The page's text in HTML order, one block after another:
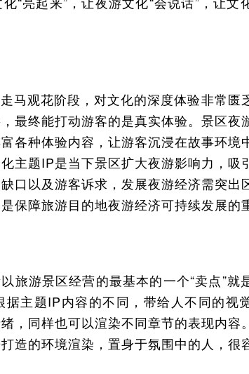
马观花阶段，对文化的深度体验非常匮
最终能打动游客的是真实体验。景区夜
各种体验内容，让游客沉浸在故事环境
主题IP是当下景区扩大夜游影响力，吸
口以及游客诉求，发展夜游经济需突出
保障旅游目的地夜游经济可持续发展的
旅游景区经营的最基本的一个“卖点”就
据主题IP内容的不同，带给人不同的视
，同样也可以渲染不同章节的表现内容
造的环境渲染，置身于氛围中的人，很
欢迎拨打一对一免费咨询
在线咨
立即